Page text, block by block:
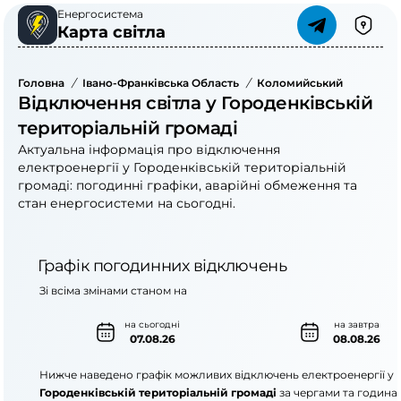
Енергосистема
Карта світла
Головна / Івано-Франківська Область / Коломийський Район
Відключення світла у Городенківській
територіальній громаді
Актуальна інформація про відключення
електроенергії у Городенківській територіальній
громаді: погодинні графіки, аварійні обмеження та
стан енергосистеми на сьогодні.
Графік погодинних відключень
на сьогодні
07.08.26
на завтра
08.08.26
Зі всіма змінами станом на
Нижче наведено графік можливих відключень електроенергії у
Городенківській територіальній громаді за чергами та